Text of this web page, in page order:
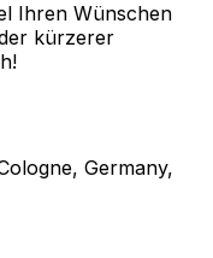
Ihren Wünschen
kürzerer
Germany,